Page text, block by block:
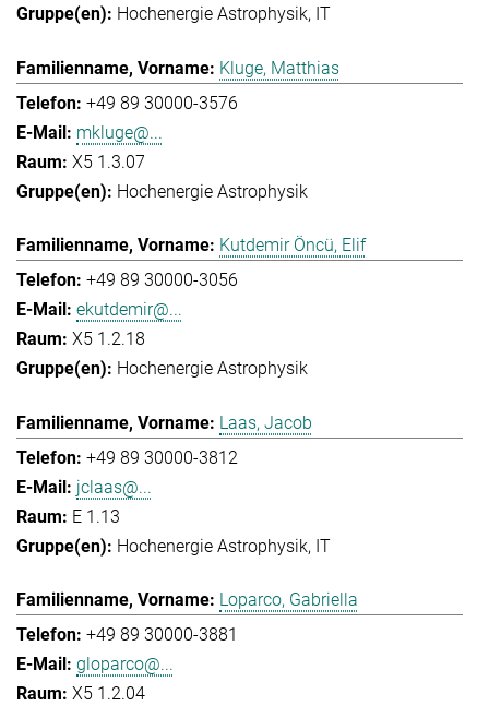
Hochenergie Astrophysik IT
Kluge, Matthias
+49 89 30000-3576
mkluge@...
X5 1.3.07
Hochenergie Astrophysik
Kutdemir Öncü, Elif
+49 89 30000-3056
ekutdemir@...
X5 1.2.18
Hochenergie Astrophysik
Laas, Jacob
+49 89 30000-3812
jclaas@...
E 1.13
Hochenergie Astrophysik IT
Loparco, Gabriella
+49 89 30000-3881
gloparco@...
X5 1.2.04